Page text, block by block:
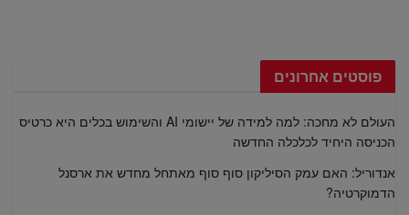
פוסטים אחרונים
העולם לא מחכה: למה למידה של יישומי AI והשימוש בכלים היא כרטיס
הכניסה היחיד לכלכלה החדשה
אנדוריל: האם עמק הסיליקון סוף סוף מאתחל מחדש את ארסנל
הדמוקרטיה?